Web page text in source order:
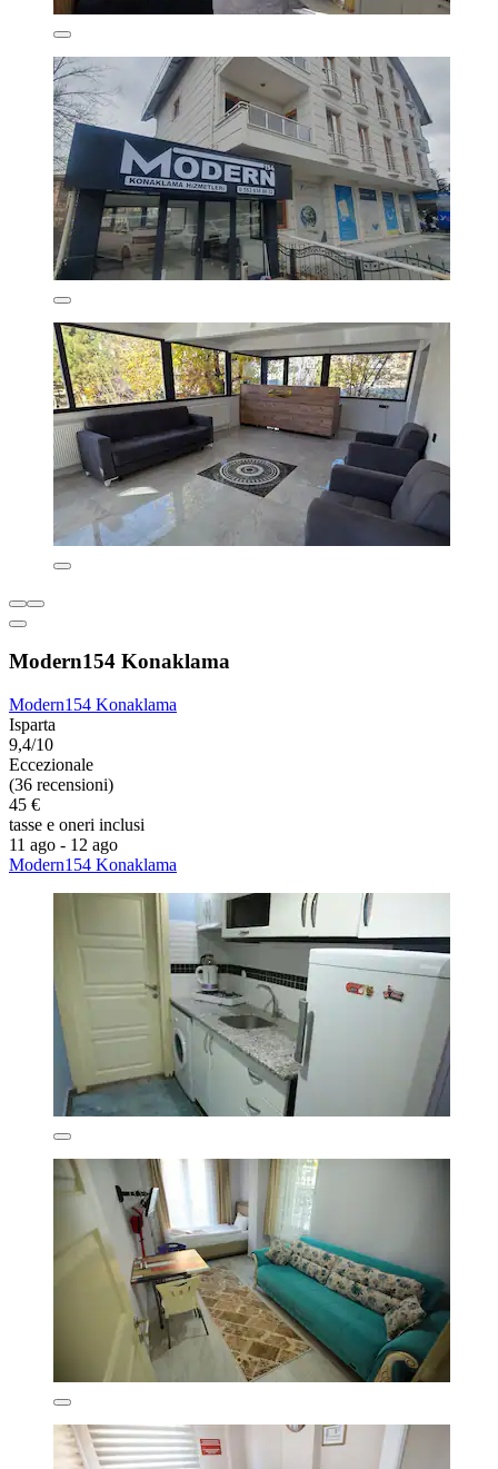
Modern154 Konaklama
Modern154 Konaklama
Isparta
9,4/10
Eccezionale
(36 recensioni)
45 €
tasse e oneri inclusi
11 ago - 12 ago
Modern154 Konaklama